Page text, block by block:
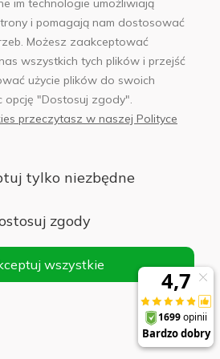
można przesyłać do
zdrowotnej i generować
można przekazać
skierowań na odpowiednie
podkreślić, żezegarki do
nie służą do diagnozowania
informacyjnych i zwiększania
w zakresie ogólnego stanu
to grupa smartwatchy
funkcje monitorowania
rytmu serca (HRV), tętno,
modelach również
do pomiaru saturacji
wieku kondycyjnego na
. Wybierając
im technologie umożliwiają
i pomagają nam dostosować
Możesz zaakceptować
wszystkich tych plików i przejść
użycie plików do swoich
opcję "Dostosuj zgody".
przeczytasz w naszej Polityce
tylko niezbędne
zgody
wszystkie